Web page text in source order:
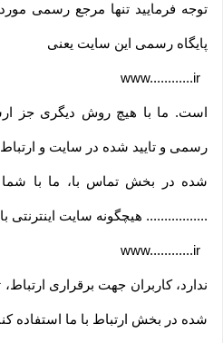
توجه فرمایید تنها مرجع رسمی مورد
پایگاه رسمی این سایت یعنی
www............ir
است. ما با هیچ روش دیگری جز
رسمی و تایید شده در سایت و
شده در بخش تماس با، ما با
................. هیچگونه سایت اینترنتی
www............ir
ندارد، کاربران جهت برقراری
شده در بخش ارتباط با ما استفاده